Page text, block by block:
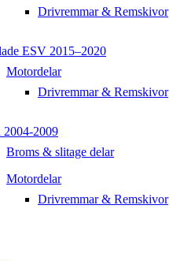
Drivremmar & Remskivor
ESV 2015–2020
Motordelar
Drivremmar & Remskivor
2009
Broms & slitage delar
Motordelar
Drivremmar & Remskivor